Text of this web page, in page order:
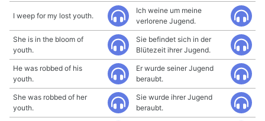
I weep for my lost youth.
Ich weine um meine
verlorene Jugend.
She is in the bloom of
youth.
Sie befindet sich in der
Blütezeit ihrer Jugend.
He was robbed of his
youth.
Er wurde seiner Jugend
beraubt.
She was robbed of her
youth.
Sie wurde ihrer Jugend
beraubt.